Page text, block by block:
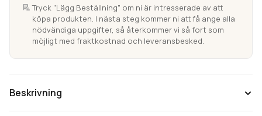
Tryck "Lägg Beställning" om ni är intresserade av att
köpa produkten. I nästa steg kommer ni att få ange alla
nödvändiga uppgifter, så återkommer vi så fort som
möjligt med fraktkostnad och leveransbesked.
Beskrivning